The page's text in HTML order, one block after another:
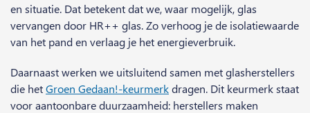
en situatie. Dat betekent dat we, waar mogelijk, glas
vervangen door HR++ glas. Zo verhoog je de isolatiewaarde
van het pand en verlaag je het energieverbruik.
Daarnaast werken we uitsluitend samen met glasherstellers
die hetGroen Gedaan!-keurmerkdragen. Dit keurmerk staat
voor aantoonbare duurzaamheid: herstellers maken